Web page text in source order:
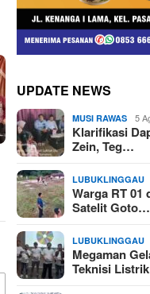
UPDATE NEWS
MUSI RAWAS 5
Klarifikasi
Zein, Teg…
LUBUKLINGGAU
Warga RT 01
Satelit Goto…
LUBUKLINGGAU
Megaman
Teknisi